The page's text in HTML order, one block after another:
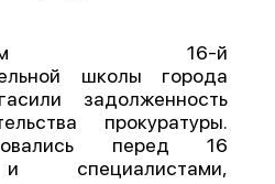
публикацию
API
16-й
школы города
задолженность
прокуратуры.
перед 16
специалистами,